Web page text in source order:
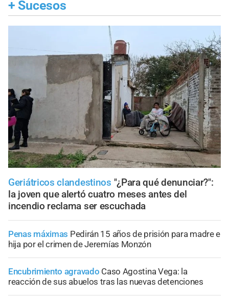
+ Sucesos
Geriátricos clandestinos "¿Para qué denunciar?":
la joven que alertó cuatro meses antes del
incendio reclama ser escuchada
Penas máximas Pedirán 15 años de prisión para madre e
hija por el crimen de Jeremías Monzón
Encubrimiento agravado Caso Agostina Vega: la
reacción de sus abuelos tras las nuevas detenciones